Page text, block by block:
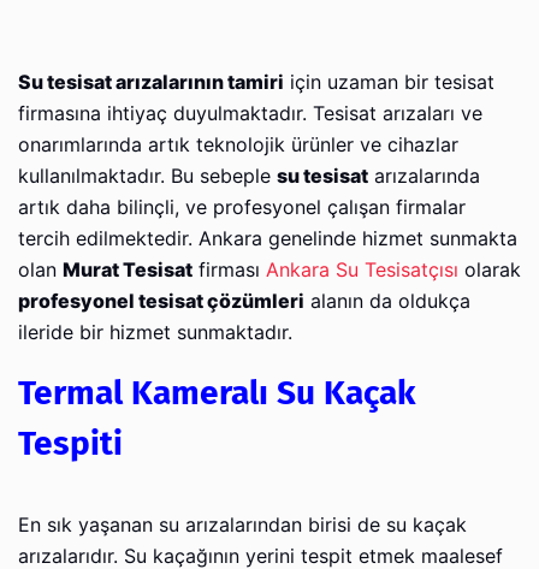
Su tesisat arızalarının tamiri için uzaman bir tesisat
firmasına ihtiyaç duyulmaktadır. Tesisat arızaları ve
onarımlarında artık teknolojik ürünler ve cihazlar
kullanılmaktadır. Bu sebeple su tesisat arızalarında
artık daha bilinçli, ve profesyonel çalışan firmalar
tercih edilmektedir. Ankara genelinde hizmet sunmakta
olan Murat Tesisat firması Ankara Su Tesisatçısı olarak
profesyonel tesisat çözümleri alanın da oldukça
ileride bir hizmet sunmaktadır.
Termal Kameralı Su Kaçak
Tespiti
En sık yaşanan su arızalarından birisi de su kaçak
arızalarıdır. Su kaçağının yerini tespit etmek maalesef